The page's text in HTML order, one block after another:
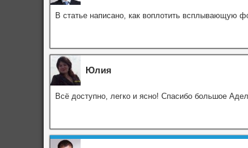
В статье написано, как воплотить всплывающую
Юлия
Всё доступно, легко и ясно! Спасибо большое